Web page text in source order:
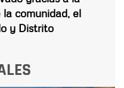
comunidad, el
y Distrito